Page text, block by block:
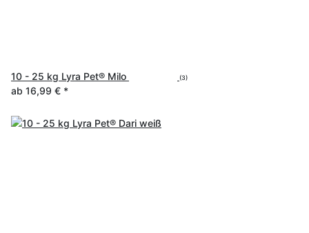
10 - 25 kg Lyra Pet® Milo (3)
ab 16,99 € *